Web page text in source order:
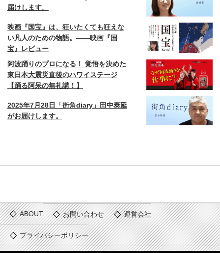
届けします。
映画『国宝』は、狂いたくても狂えな
い凡人のための物語。——映画『国
宝』レビュー
阿波踊りのプロになる！ 覚悟を決めた
東日本大震災直後のハワイステージ
【踊る阿呆の無礼講！】
2025年7月28日「街角diary」田中泰延
がお届けします。
ABOUT お問い合わせ 運営会社
プライバシーポリシー